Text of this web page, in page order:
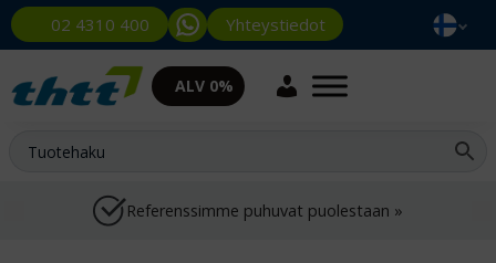
02 4310 400 Yhteystiedot
ALV 0%
Referenssimme puhuvat puolestaan »